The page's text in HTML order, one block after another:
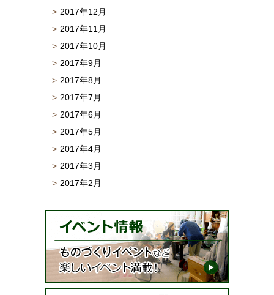
2017年12月
2017年11月
2017年10月
2017年9月
2017年8月
2017年7月
2017年6月
2017年5月
2017年4月
2017年3月
2017年2月